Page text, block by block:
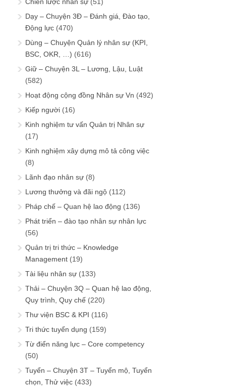
Chiến lược nhân sự (51)
Dạy – Chuyện 3Đ – Đánh giá, Đào tạo,
Động lực (470)
Dùng – Chuyện Quản lý nhân sự (KPI,
BSC, OKR, …) (616)
Giữ – Chuyện 3L – Lương, Lậu, Luật
(582)
Hoạt động cộng đồng Nhân sự Vn (492)
Kiếp người (16)
Kinh nghiệm tư vấn Quản trị Nhân sự
(17)
Kinh nghiệm xây dựng mô tả công việc
(8)
Lãnh đạo nhân sự (8)
Lương thưởng và đãi ngộ (112)
Pháp chế – Quan hệ lao động (136)
Phát triển – đào tạo nhân sự nhân lực
(56)
Quản trị tri thức – Knowledge
Management (19)
Tài liệu nhân sự (133)
Thải – Chuyện 3Q – Quan hệ lao động,
Quy trình, Quy chế (220)
Thư viện BSC & KPI (116)
Tri thức tuyển dụng (159)
Từ điển năng lực – Core competency
(50)
Tuyển – Chuyện 3T – Tuyển mộ, Tuyển
chọn, Thử việc (433)